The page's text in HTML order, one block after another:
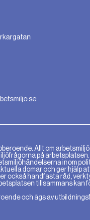
Allt om
på
inom
domar och ger hjälp
också handfasta råd,
tillsammans kan
och ägs av